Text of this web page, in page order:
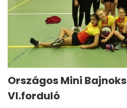
Országos Mini
VI.forduló